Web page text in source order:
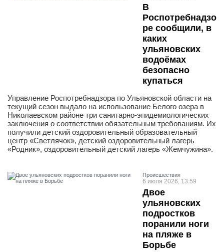
В
Роспотребнадзо
ре сообщили, в
каких
ульяновских
водоёмах
безопасно
купаться
Управление Роспотребнадзора по Ульяновской области на
текущий сезон выдало на использование Белого озера в
Николаевском районе три санитарно-эпидемиологических
заключения о соответствии обязательным требованиям. Их
получили детский оздоровительный образовательный
центр «Светлячок», детский оздоровительный лагерь
«Родник», оздоровительный детский лагерь «Жемчужина».
Проиcшествия
6 июля 2026, 13:59
Двое
ульяновских
подростков
поранили ноги
на пляже в
Борьбе